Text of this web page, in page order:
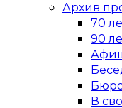
Архив
70
90
В